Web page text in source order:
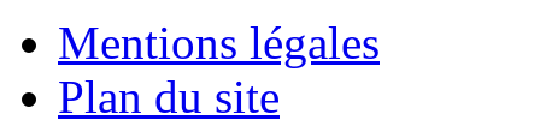
Mentions légales
Plan du site